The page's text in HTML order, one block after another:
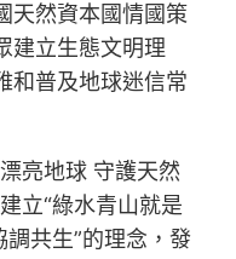
天然資本國情國策
建立生態文明理
和普及地球迷信常
亮地球 守護天然
立“綠水青山就是
調共生”的理念，發